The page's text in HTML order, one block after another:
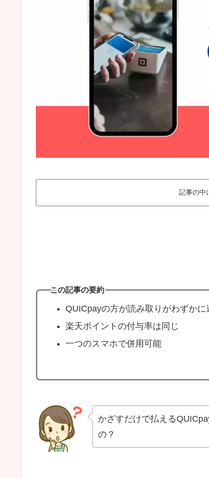
記事の中
この記事の要約
QUICpayの方が読み取りがわずかに
楽天ポイントの付与率は同じ
一つのスマホで併用可能
かざすだけで払える
の？